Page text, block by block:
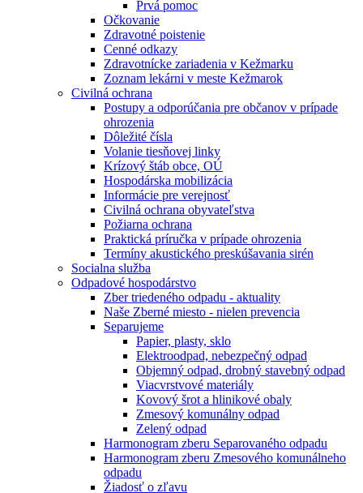
Prvá pomoc
Očkovanie
Zdravotné poistenie
Cenné odkazy
Zdravotnícke zariadenia v Kežmarku
Zoznam lekárni v meste Kežmarok
Civilná ochrana
Postupy a odporúčania pre občanov v prípade
ohrozenia
Dôležité čísla
Volanie tiesňovej linky
Krízový štáb obce, OÚ
Hospodárska mobilizácia
Informácie pre verejnosť
Civilná ochrana obyvateľstva
Požiarna ochrana
Praktická príručka v prípade ohrozenia
Termíny akustického preskúšavania sirén
Socialna služba
Odpadové hospodárstvo
Zber triedeného odpadu - aktuality
Naše Zberné miesto - nielen prevencia
Separujeme
Papier, plasty, sklo
Elektroodpad, nebezpečný odpad
Objemný odpad, drobný stavebný odpad
Viacvrstvové materiály
Kovový šrot a hlinikové obaly
Zmesový komunálny odpad
Zelený odpad
Harmonogram zberu Separovaného odpadu
Harmonogram zberu Zmesového komunálneho
odpadu
Žiadosť o zľavu